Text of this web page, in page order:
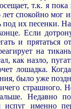
т.к. я
лет спокойно мог
под их песенки.
Если
и прятаться
на
как назло,
лошадка.
было уже
Недавно
испуг именно